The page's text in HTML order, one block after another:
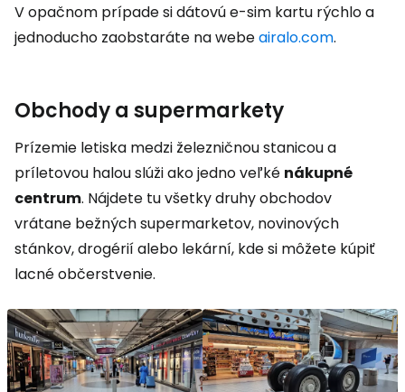
V opačnom prípade si dátovú e-sim kartu rýchlo a
jednoducho zaobstaráte na webeairalo.com.
Obchody a supermarkety
Prízemie letiska medzi železničnou stanicou a
príletovou halou slúži ako jedno veľké nákupné
centrum. Nájdete tu všetky druhy obchodov
vrátane bežných supermarketov, novinových
stánkov, drogérií alebo lekární, kde si môžete kúpiť
lacné občerstvenie.